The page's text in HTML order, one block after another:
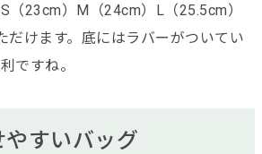
（23cm）M（24cm）L（25.5cm）
だけます。底にはラバーがついてい
ですね。
すいバッグ